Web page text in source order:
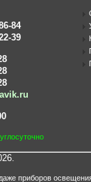
84
39
приборов